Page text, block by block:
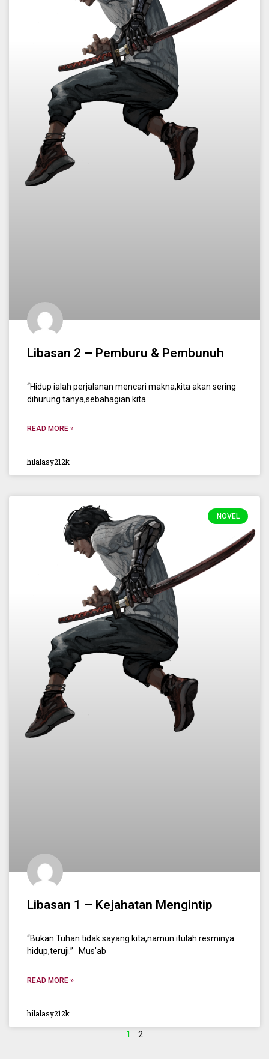
Libasan 2 – Pemburu & Pembunuh
“Hidup ialah perjalanan mencari makna,kita akan sering
dihurung tanya,sebahagian kita
READ MORE »
hilalasy212k
NOVEL
Libasan 1 – Kejahatan Mengintip
“Bukan Tuhan tidak sayang kita,namun itulah resminya
hidup,teruji.” Mus’ab
READ MORE »
hilalasy212k
1 2